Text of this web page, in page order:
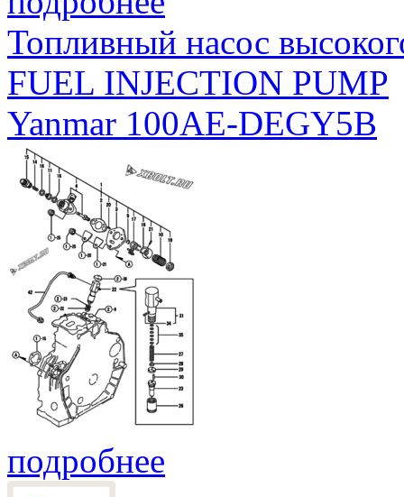
Топливный насос
FUEL INJECTION PUMP
Yanmar 100AE-DEGY5B
подробнее